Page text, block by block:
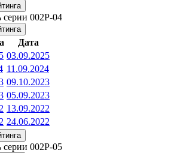
002P-04
Дата
03.09.2025
11.09.2024
09.10.2023
05.09.2023
13.09.2022
24.06.2022
002P-05